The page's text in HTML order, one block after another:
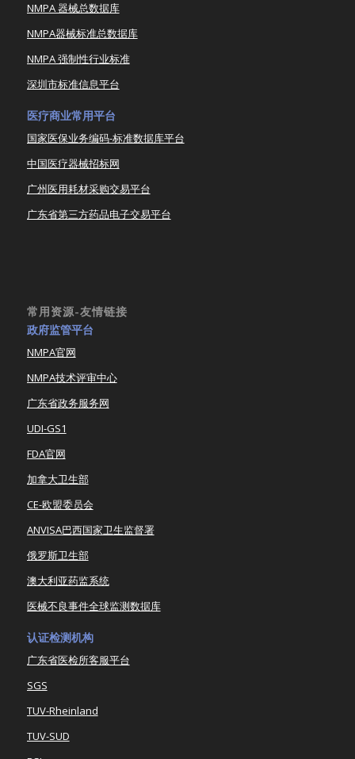
NMPA 器械总数据库
NMPA器械标准总数据库
NMPA 强制性行业标准
深圳市标准信息平台
医疗商业常用平台
国家医保业务编码-标准数据库平台
中国医疗器械招标网
广州医用耗材采购交易平台
广东省第三方药品电子交易平台
常用资源-友情链接
政府监管平台
NMPA官网
NMPA技术评审中心
广东省政务服务网
UDI-GS1
FDA官网
加拿大卫生部
CE-欧盟委员会
ANVISA巴西国家卫生监督署
俄罗斯卫生部
澳大利亚药监系统
医械不良事件全球监测数据库
认证检测机构
广东省医检所客服平台
SGS
TUV-Rheinland
TUV-SUD